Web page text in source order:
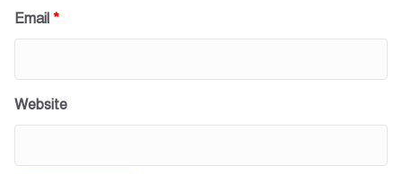
Email *
Website